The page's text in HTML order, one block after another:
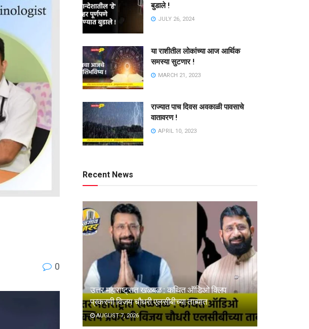
0
बुडाले !
JULY 26, 2024
या राशीतील लोकांच्या आज आर्थिक
समस्या सुटणार !
MARCH 21, 2023
राज्यात पाच दिवस अवकाळी पावसाचे
वातावरण !
APRIL 10, 2023
Recent News
उत्तर महाराष्ट्रात खळबळ : कथित ऑडिओ क्लिप
प्रकरणी विजय चौधरी एलसीबीच्या ताब्यात
AUGUST 7, 2026